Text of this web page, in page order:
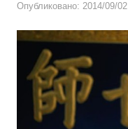
Опубликовано: 2014/09/02